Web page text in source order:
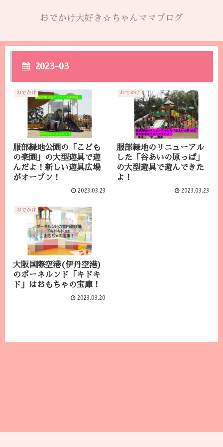
おでかけ大好き☆ちゃんママブログ
2023-03
おでかけ
服部緑地公園の「こども
の楽園」の大型遊具で遊
んだよ！新しい遊具広場
がオープン！
2023.03.23
おでかけ
服部緑地のリニューアル
した「谷あいの原っぱ」
の大型遊具で遊んできた
よ！
2023.03.23
おでかけ
大阪国際空港(伊丹空港)
のボーネルンド「キドキ
ド」はおもちゃの宝庫！
2023.03.20